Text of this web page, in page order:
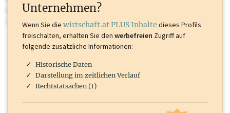
Marken, Patente, Rechtstatsachen, OTS-Aussendungen, und viele
mehr.
Unternehmen?
Wenn Sie die wirtschaft.at PLUS Inhalte dieses Profils
freischalten, erhalten Sie den werbefreien Zugriff auf
folgende zusätzliche Informationen:
Historische Daten
Darstellung im zeitlichen Verlauf
Rechtstatsachen (1)